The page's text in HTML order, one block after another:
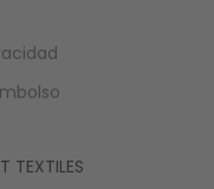
TEXTILES